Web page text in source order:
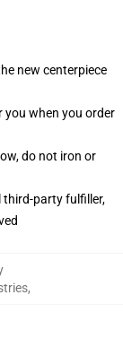
new centerpiece
you when you order
do not iron or
third-party fulfiller,
,